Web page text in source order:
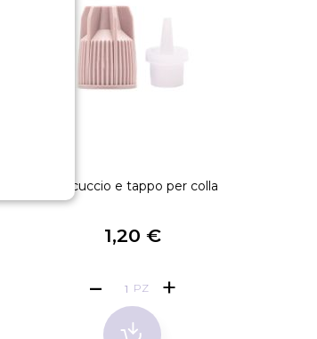
Beccuccio e tappo per colla
1,20 €
PZ